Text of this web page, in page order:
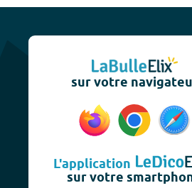
sur votre
L'application
sur votre